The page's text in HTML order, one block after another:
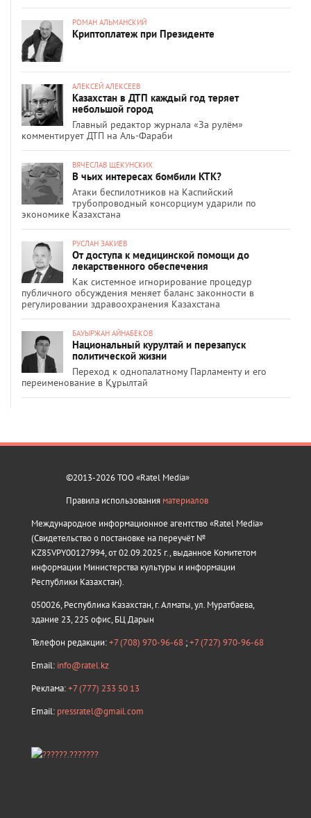
РОМАН АЛЬМАНСКИЙ
Криптоплатеж при Президенте
АЛЕКСЕЙ АЛЕКСЕЕВ
Казахстан в ДТП каждый год теряет
небольшой город
Главный редактор журнала «За рулём»
комментирует ДТП на Аль-Фараби
ВЯЧЕСЛАВ ЩЕКУНСКИХ
В чьих интересах бомбили КТК?
Атаки беспилотников на Каспийский
трубопроводный консорциум ударили по
экономике Казахстана
РУСЛАН ЗАКИЕВ
От доступа к медицинской помощи до
лекарственного обеспечения
Как системное игнорирование процедур
публичного обсуждения меняет баланс законности в
регулировании здравоохранения Казахстана
БАУЫРЖАН АЙНАБЕКОВ
Национальный курултай и перезапуск
политической жизни
Переход к однопалатному Парламенту и его
переименование в Құрылтай
©2013-2026 ТОО «Ratel Media»
Правила использования материалов
Международное информационное агентство «Ratel Media»
(Свидетельство о постановке на переучёт №
KZ85VPY00127994, от 02.09.2025 г., выданное Комитетом
информации Министерства культуры и информации
Республики Казахстан).
050026, Республика Казахстан, г. Алматы, ул. Муратбаева,
здание 23, 225 офис, БЦ Дарын
Телефон редакции:+7 (708) 970-96-68 ;+7 (727) 970-96-68
Email: info@ratel.kz
Реклама:+7 (777) 233 50 13
Email: pressratel@gmail.com